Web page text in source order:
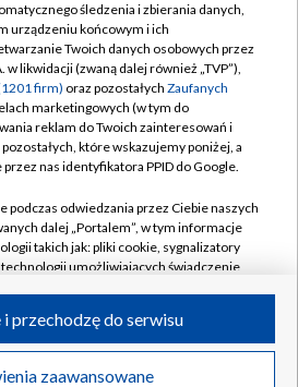
Wideo
TVP
Abonament TVP
Sklep TVP
Biuro Reklamy
Handlowa
Emisja w TVP
Programowa
przetargowe
Telewizyjna
Regulamin TVP
prywatności
Moje zgody
Biuro reklamy
Kanały
Spółka Akcyjna w likwidacji
śledzenia i zbierania danych,
urządzeniu końcowym i ich
Twoich danych osobowych przez
w likwidacji (zwaną dalej również „TVP”),
firm) oraz pozostałych Zaufanych
marketingowych (w tym do
reklam do Twoich zainteresowań i
które wskazujemy poniżej, a
nas identyfikatora PPID do Google.
podczas odwiedzania przez Ciebie naszych
dalej „Portalem”, w tym informacje
takich jak: pliki cookie, sygnalizatory
umożliwiających świadczenie
podczas odwiedzania przez Ciebie
zaawansowane
przechodzę do serwisu